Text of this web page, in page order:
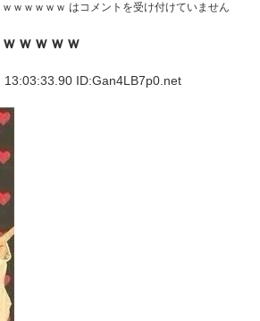
ｗｗｗｗｗ はコメントを受け付けていません
ｗｗｗｗ
ID:Gan4LB7p0.net